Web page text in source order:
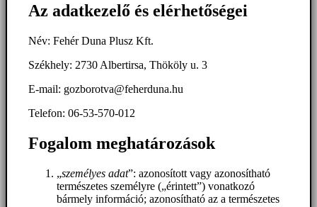
Az adatkezelő és elérhetőségei
Név: Fehér Duna Plusz Kft.
Székhely: 2730 Albertirsa, Thököly u. 3
E-mail: gozborotva@feherduna.hu
Telefon: 06-53-570-012
Fogalom meghatározások
„személyes adat”: azonosított vagy azonosítható
természetes személyre („érintett”) vonatkozó
bármely információ; azonosítható az a természetes